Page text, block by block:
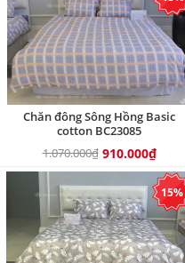
Chăn đông Sông Hồng Basic
cotton BC23085
1.070.000₫ 910.000₫
15%